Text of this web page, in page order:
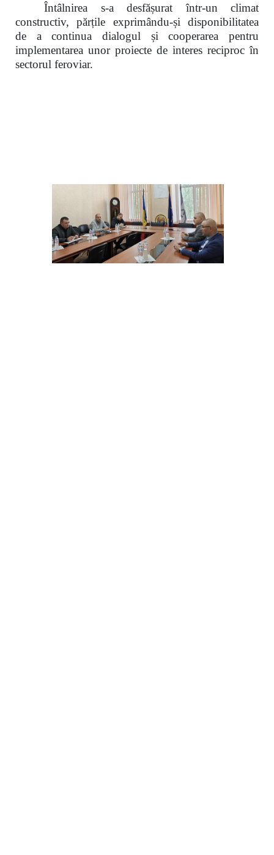
Întâlnirea s-a desfășurat într-un climat
constructiv, părțile exprimându-și disponibilitatea
de a continua dialogul și cooperarea pentru
implementarea unor proiecte de interes reciproc în
sectorul feroviar.